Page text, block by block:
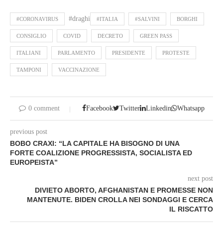
#CORONAVIRUS #draghi #ITALIA #SALVINI BORGHI
CONSIGLIO COVID DECRETO GREEN PASS
ITALIANI PARLAMENTO PRESIDENTE PROTESTE
TAMPONI VACCINAZIONE
0 comment Facebook Twitter Linkedin Whatsapp
previous post
BOBO CRAXI: “LA CAPITALE HA BISOGNO DI UNA
FORTE COALIZIONE PROGRESSISTA, SOCIALISTA ED
EUROPEISTA”
next post
DIVIETO ABORTO, AFGHANISTAN E PROMESSE NON
MANTENUTE. BIDEN CROLLA NEI SONDAGGI E CERCA
IL RISCATTO